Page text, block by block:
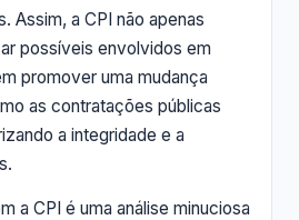
Assim, a CPI não apenas
possíveis envolvidos em
promover uma mudança
as contratações públicas
a integridade e a
a CPI é uma análise minuciosa